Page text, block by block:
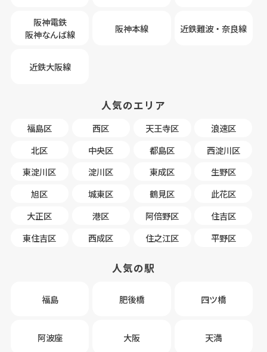
阪神電鉄
阪神なんば線
阪神本線 近鉄難波・奈良線
近鉄大阪線
人気のエリア
福島区 西区 天王寺区
浪速区
北区
中央区 都島区
西淀川区
東淀川区
淀川区 東成区
生野区
旭区
城東区 鶴見区
此花区
大正区
港区 阿倍野区
住吉区
東住吉区
西成区 住之江区 平野区
人気の駅
福島 肥後橋 四ツ橋
阿波座 大阪 天満